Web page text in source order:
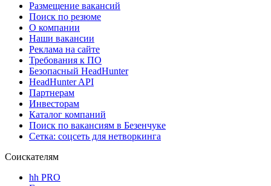
Размещение вакансий
Поиск по резюме
О компании
Наши вакансии
Реклама на сайте
Требования к ПО
Безопасный HeadHunter
HeadHunter API
Партнерам
Инвесторам
Каталог компаний
Поиск по вакансиям в Безенчуке
Сетка: соцсеть для нетворкинга
Соискателям
hh PRO